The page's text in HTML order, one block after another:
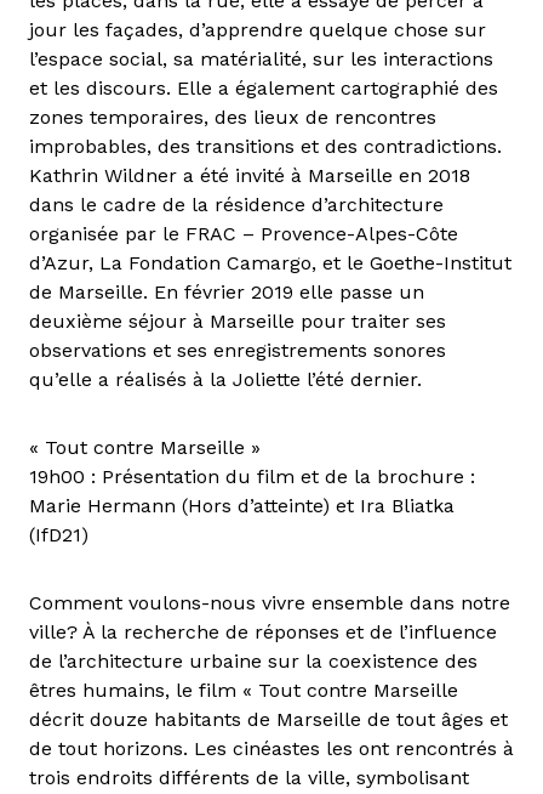
jour les façades, d’apprendre quelque chose sur
l’espace social, sa matérialité, sur les interactions
et les discours. Elle a également cartographié des
zones temporaires, des lieux de rencontres
improbables, des transitions et des contradictions.
Kathrin Wildner a été invité à Marseille en 2018
dans le cadre de la résidence d’architecture
organisée par le FRAC – Provence-Alpes-Côte
d’Azur, La Fondation Camargo, et le Goethe-Institut
de Marseille. En février 2019 elle passe un
deuxième séjour à Marseille pour traiter ses
observations et ses enregistrements sonores
qu’elle a réalisés à la Joliette l’été dernier.
« Tout contre Marseille »
19h00 : Présentation du film et de la brochure :
Marie Hermann (Hors d’atteinte) et Ira Bliatka
(IfD21)
Comment voulons-nous vivre ensemble dans notre
ville? À la recherche de réponses et de l’influence
de l’architecture urbaine sur la coexistence des
êtres humains, le film « Tout contre Marseille
décrit douze habitants de Marseille de tout âges et
de tout horizons. Les cinéastes les ont rencontrés à
trois endroits différents de la ville, symbolisant